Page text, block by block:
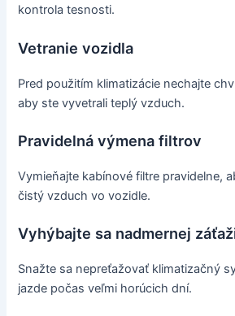
kontrola tesnosti.
Vetranie vozidla
Pred použitím klimatizácie nechajte
aby ste vyvetrali teplý vzduch.
Pravidelná výmena filtrov
Vymieňajte kabínové filtre pravidelne,
čistý vzduch vo vozidle.
Vyhýbajte sa nadmernej
Snažte sa nepreťažovať klimatizačný
jazde počas veľmi horúcich dní.